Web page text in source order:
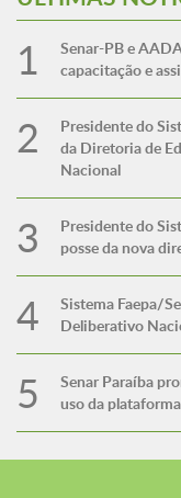
Senar-PB e
capacitação e
Presidente do
da Diretoria de
Nacional
Presidente do
posse da nova
Sistema Faepa/
Deliberativo
Senar Paraíba
uso da